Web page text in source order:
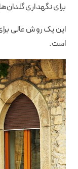
برای نگهداری
این یک روش عالی
است.